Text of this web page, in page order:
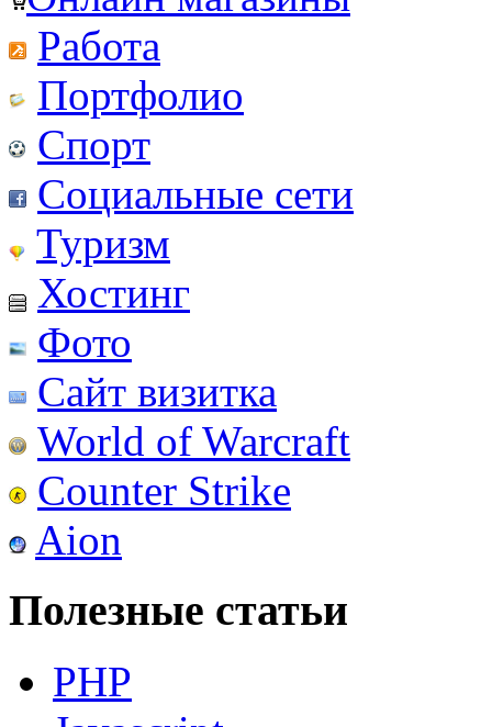
Работа
Портфолио
Спорт
Социальные сети
Туризм
Хостинг
Фото
Сайт визитка
World of Warcraft
Counter Strike
Aion
Полезные статьи
PHP